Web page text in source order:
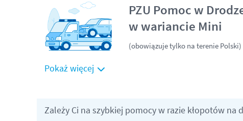
PZU Pomoc w
w wariancie Mini
(obowiązuje tylko na terenie Polski)
Pokaż więcej
Zależy Ci na szybkiej pomocy w razie kłopotów